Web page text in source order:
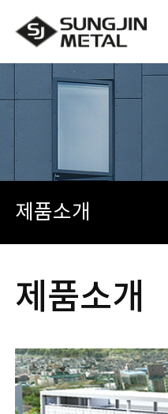
제품소개
제품소개